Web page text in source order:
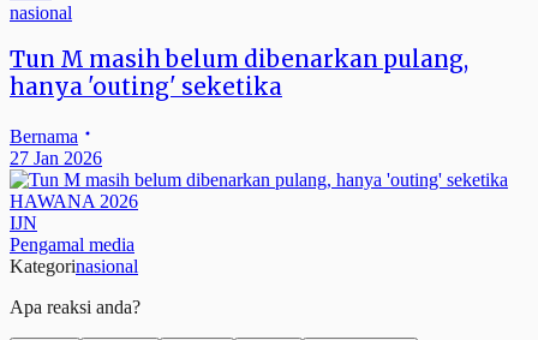
nasional
Tun M masih belum dibenarkan pulang,
hanya 'outing' seketika
Bernama
27 Jan 2026
HAWANA 2026
IJN
Pengamal media
Kategorinasional
Apa reaksi anda?